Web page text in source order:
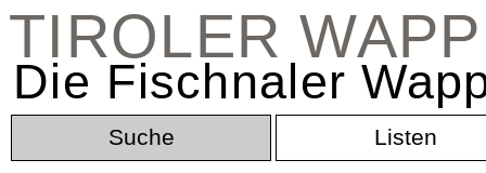
TIROLER
Die Fischnaler
Suche Listen